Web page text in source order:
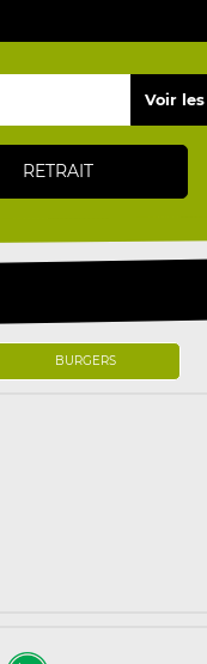
RETRAIT
BURGERS